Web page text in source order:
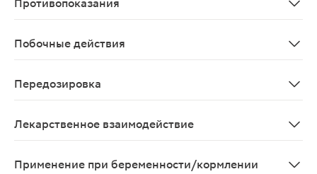
Противопоказания
Побочные действия
Передозировка
Лекарственное взаимодействие
Применение при беременности/кормлении